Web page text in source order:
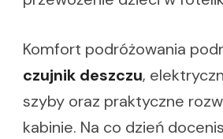
Komfort podróżowania
czujnik deszczu,
szyby oraz praktyczne
kabinie. Na co dzień